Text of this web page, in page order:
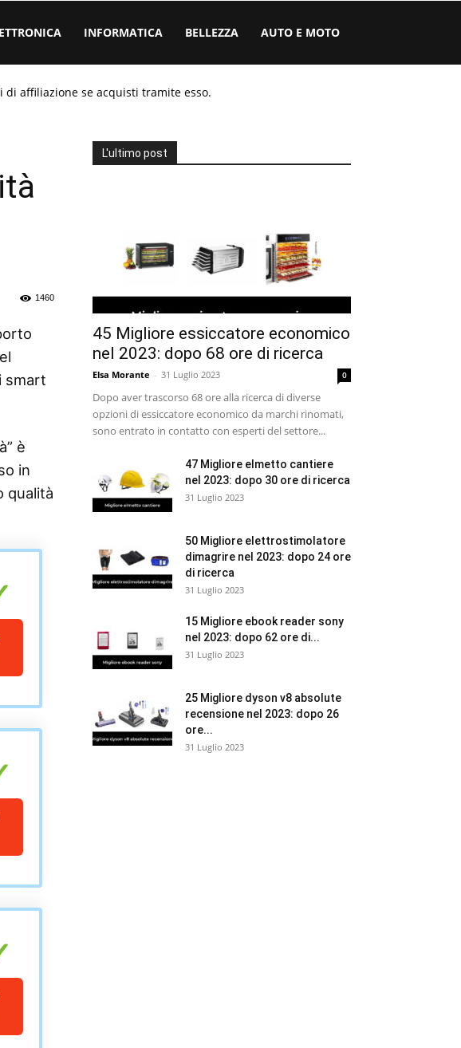
INFORMATICA BELLEZZA AUTO E MOTO
affiliazione se acquisti tramite esso.
1460
smart
è
in
qualità
L'ultimo post
45 Migliore essiccatore economico
nel 2023: dopo 68 ore di ricerca
Elsa Morante - 31 Luglio 2023 0
Dopo aver trascorso 68 ore alla ricerca di diverse
opzioni di essiccatore economico da marchi rinomati,
sono entrato in contatto con esperti del settore...
47 Migliore elmetto cantiere
nel 2023: dopo 30 ore di ricerca
31 Luglio 2023
50 Migliore elettrostimolatore
dimagrire nel 2023: dopo 24 ore
di ricerca
31 Luglio 2023
15 Migliore ebook reader sony
nel 2023: dopo 62 ore di...
31 Luglio 2023
25 Migliore dyson v8 absolute
recensione nel 2023: dopo 26
ore...
31 Luglio 2023